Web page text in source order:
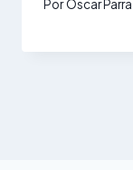
PorOscar Parra